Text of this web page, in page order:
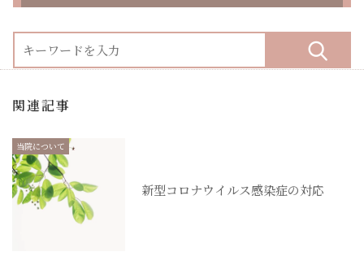
関連記事
当院について
新型コロナウイルス感染症の対応